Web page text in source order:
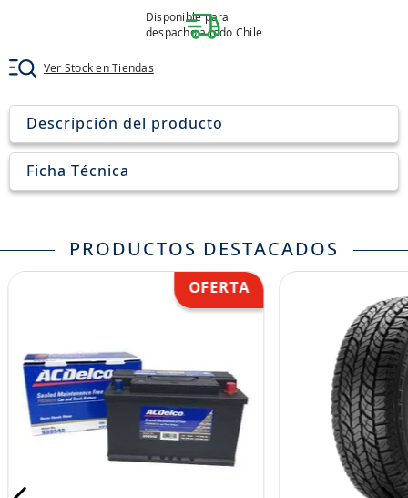
Disponible para
despacho a todo Chile
Ver Stock en Tiendas
Descripción del producto
Ficha Técnica
PRODUCTOS DESTACADOS
10
jockey john deere